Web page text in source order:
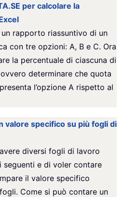
per calcolare la
rapporto riassuntivo di un
con tre opzioni: A, B e C. Ora
la percentuale di ciascuna di
determinare che quota
l’opzione A rispetto al
valore specifico su più fogli di
diversi fogli di lavoro
seguenti e di voler contare
il valore specifico
Come si può contare un